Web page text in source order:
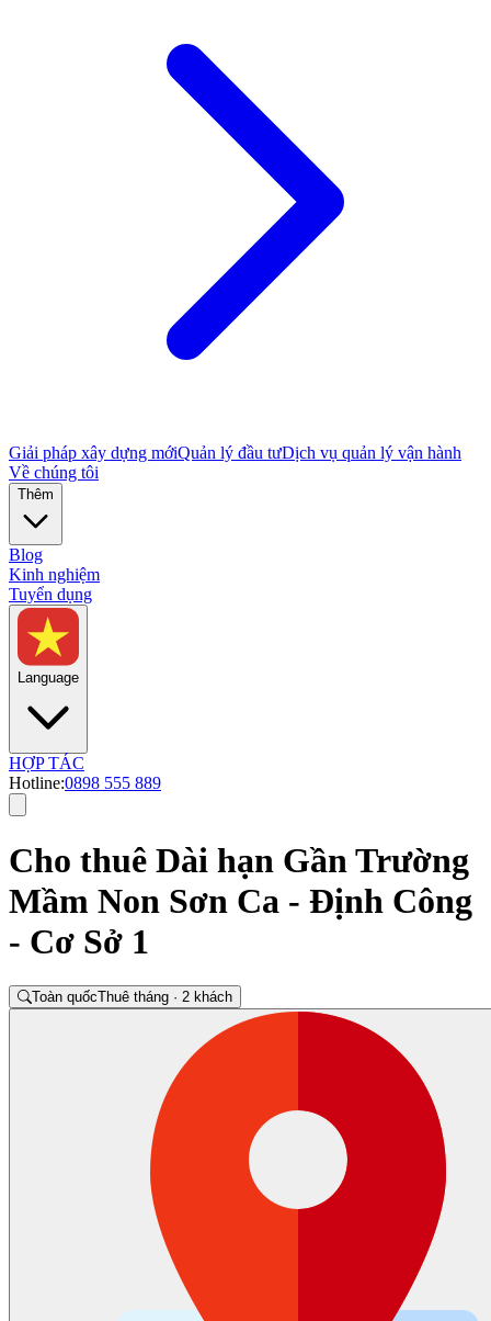
Giải pháp xây dựng mớiQuản lý đầu tưDịch vụ quản lý vận hành
Về chúng tôi
Thêm
Blog
Kinh nghiệm
Tuyển dụng
Language
HỢP TÁC
Hotline:0898 555 889
Cho thuê Dài hạn Gần Trường
Mầm Non Sơn Ca - Định Công
- Cơ Sở 1
Toàn quốcThuê tháng · 2 khách